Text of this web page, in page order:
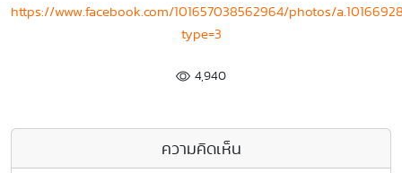
https://www.facebook.com/101657038562964/photos/
type=3
4,940
ความคิดเห็น